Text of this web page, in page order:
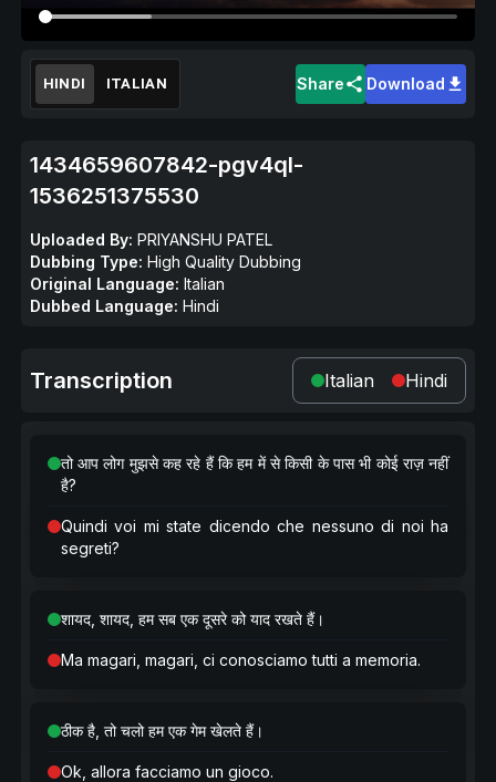
HINDI ITALIAN Share Download
1434659607842-pgv4ql-
1536251375530
Uploaded By: PRIYANSHU PATEL
Dubbing Type: High Quality Dubbing
Original Language: Italian
Dubbed Language: Hindi
Transcription Italian Hindi
तो आप लोग मुझसे कह रहे हैं कि हम में से किसी के पास भी कोई राज़ नहीं
है?
Quindi voi mi state dicendo che nessuno di noi ha
segreti?
शायद, शायद, हम सब एक दूसरे को याद रखते हैं।
Ma magari, magari, ci conosciamo tutti a memoria.
ठीक है, तो चलो हम एक गेम खेलते हैं।
Ok, allora facciamo un gioco.